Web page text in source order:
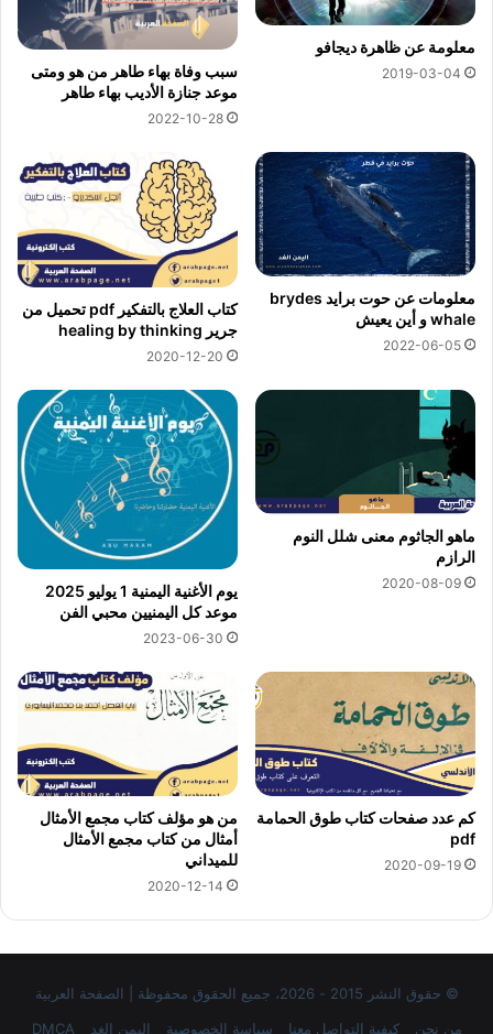
معلومة عن ظاهرة ديجافو
2019-03-04
سبب وفاة بهاء طاهر من هو ومتى
موعد جنازة الأديب بهاء طاهر
2022-10-28
معلومات عن حوت برايد brydes
whale و أين يعيش
2022-06-05
كتاب العلاج بالتفكير pdf تحميل من
جرير healing by thinking
2020-12-20
ماهو الجاثوم معنى شلل النوم
الرازم
2020-08-09
يوم الأغنية اليمنية 1 يوليو 2025
موعد كل اليمنيين محبي الفن
2023-06-30
كم عدد صفحات كتاب طوق الحمامة
pdf
2020-09-19
من هو مؤلف كتاب مجمع الأمثال
أمثال من كتاب مجمع الأمثال
للميداني
2020-12-14
© حقوق النشر 2015 - 2026، جميع الحقوق محفوظة | الصفحة العربية
من نحن
كيفية التواصل معنا سياسة الخصوصية اليمن الغد DMCA